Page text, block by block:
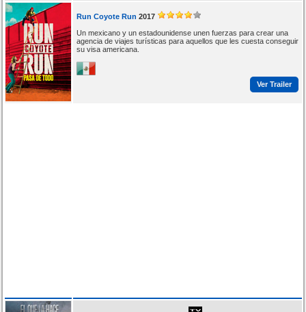
Run Coyote Run 2017
Un mexicano y un estadounidense unen fuerzas para crear una
agencia de viajes turísticas para aquellos que les cuesta conseguir
su visa americana.
Ver Trailer